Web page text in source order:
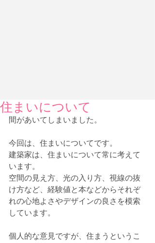
住まいについて
間があいてしまいました。
今回は、住まいについてです。
建築家は、住まいについて常に考えて
います。
空間の見え方、光の入り方、視線の抜
け方など、経験値と本などからそれぞ
れの心地よさやデザインの良さを模索
しています。
個人的な意見ですが、住まうというこ